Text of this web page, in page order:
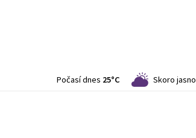
Počasí dnes 25°C Skoro jasno